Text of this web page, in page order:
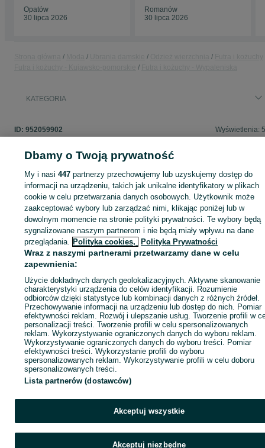
Opatów
30 lipca 2026
Romanów
30 lipca 2026
KATEGORIA
ID: 952059902 Wyświetlenia:
Zaloguj się lub załóż konto na OLX, aby skontaktować się z
sprzedającym
Zaloguj się / Załóż konto
Dbamy o Twoją prywatność
My i nasi447 partnerzy przechowujemy lub uzyskujemy dostęp do
informacji na urządzeniu, takich jak unikalne identyfikatory w plikach
cookie w celu przetwarzania danych osobowych. Użytkownik może
zaakceptować wybory lub zarządzać nimi, klikając poniżej lub w
dowolnym momencie na stronie polityki prywatności. Te wybory będą
sygnalizowane naszym partnerom i nie będą miały wpływu na dane
przeglądania. Polityka cookies, Polityka Prywatności
Wraz z naszymi partnerami przetwarzamy dane w celu
zapewnienia:
Użycie dokładnych danych geolokalizacyjnych. Aktywne skanowanie
charakterystyki urządzenia do celów identyfikacji. Rozumienie
odbiorców dzięki statystyce lub kombinacji danych z różnych źródeł.
Przechowywanie informacji na urządzeniu lub dostęp do nich. Pomiar
efektywności reklam. Rozwój i ulepszanie usług. Tworzenie profili w
personalizacji treści. Tworzenie profili w celu spersonalizowanych
reklam. Wykorzystywanie ograniczonych danych do wyboru reklam.
Wykorzystywanie ograniczonych danych do wyboru treści. Pomiar
efektywności treści. Wykorzystanie profili do wyboru
spersonalizowanych reklam. Wykorzystywanie profili w celu doboru
spersonalizowanych treści.
Lista partnerów (dostawców)
Akceptuj wszystkie
Akceptuj niezbędne